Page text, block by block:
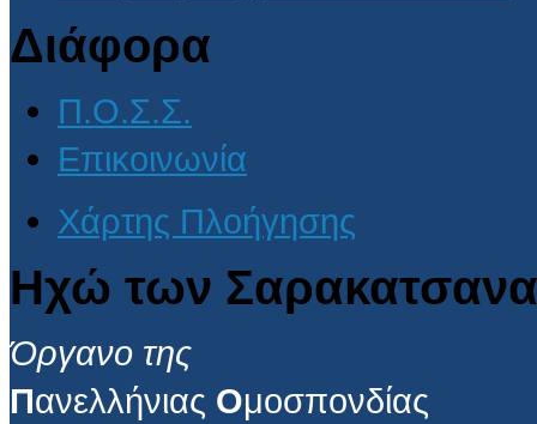
Διάφορα
Π.Ο.Σ.Σ.
Επικοινωνία
Χάρτης Πλοήγησης
Ηχώ των
Όργανο της
Πανελλήνιας Ομοσπονδίας